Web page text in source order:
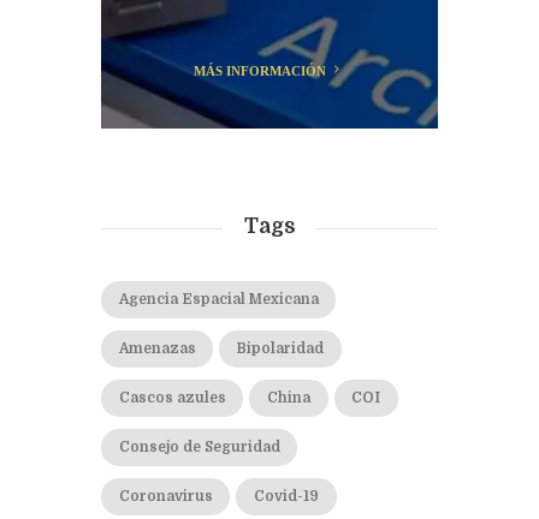
MÁS INFORMACIÓN
Tags
Agencia Espacial Mexicana
Amenazas Bipolaridad
Cascos azules China COI
Consejo de Seguridad
Coronavirus Covid-19